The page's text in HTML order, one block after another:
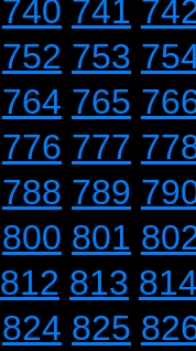
740 741
752 753
764 765
776 777
788 789
800 801
812 813
824 825